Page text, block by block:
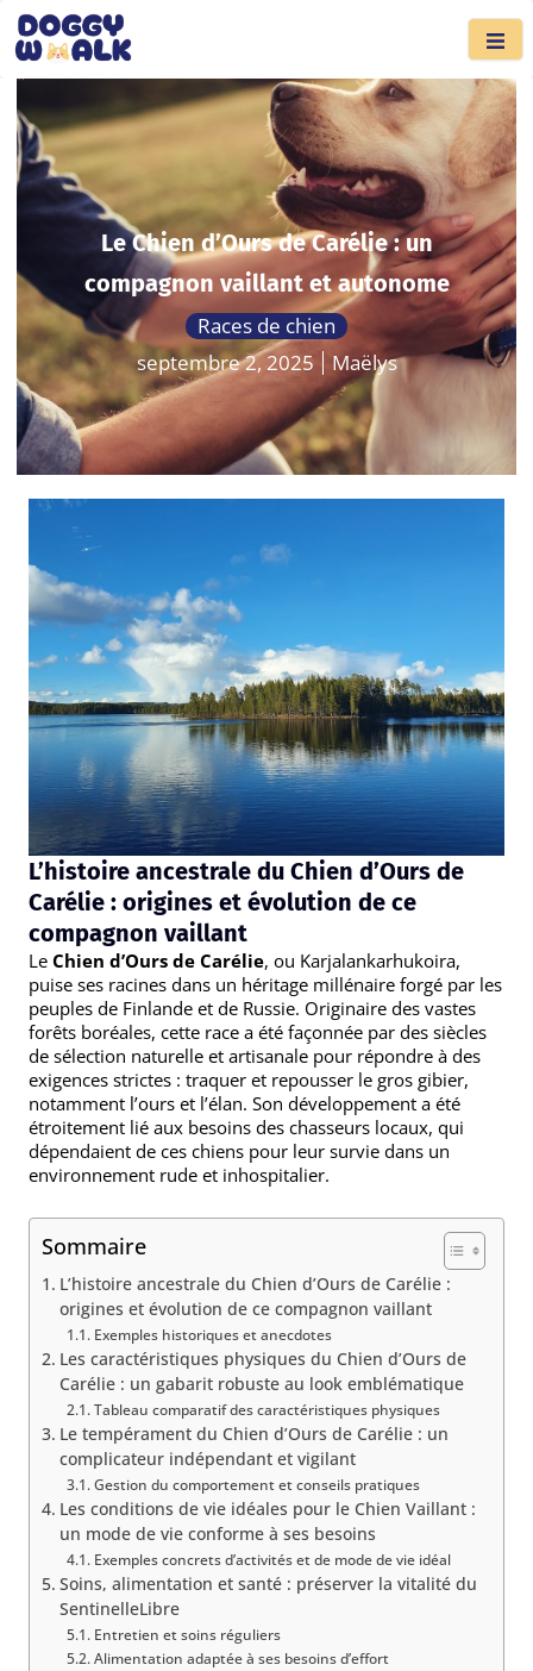
Le Chien d’Ours de Carélie : un
compagnon vaillant et autonome
Races de chien
septembre 2, 2025
Maëlys
L’histoire ancestrale du Chien d’Ours de
Carélie : origines et évolution de ce
compagnon vaillant
Le Chien d’Ours de Carélie, ou Karjalankarhukoira,
puise ses racines dans un héritage millénaire forgé par les
peuples de Finlande et de Russie. Originaire des vastes
forêts boréales, cette race a été façonnée par des siècles
de sélection naturelle et artisanale pour répondre à des
exigences strictes : traquer et repousser le gros gibier,
notamment l’ours et l’élan. Son développement a été
étroitement lié aux besoins des chasseurs locaux, qui
dépendaient de ces chiens pour leur survie dans un
environnement rude et inhospitalier.
Sommaire
L’histoire ancestrale du Chien d’Ours de Carélie :
origines et évolution de ce compagnon vaillant
Exemples historiques et anecdotes
Les caractéristiques physiques du Chien d’Ours de
Carélie : un gabarit robuste au look emblématique
Tableau comparatif des caractéristiques physiques
Le tempérament du Chien d’Ours de Carélie : un
complicateur indépendant et vigilant
Gestion du comportement et conseils pratiques
Les conditions de vie idéales pour le Chien Vaillant :
un mode de vie conforme à ses besoins
Exemples concrets d’activités et de mode de vie idéal
Soins, alimentation et santé : préserver la vitalité du
SentinelleLibre
Entretien et soins réguliers
Alimentation adaptée à ses besoins d’effort